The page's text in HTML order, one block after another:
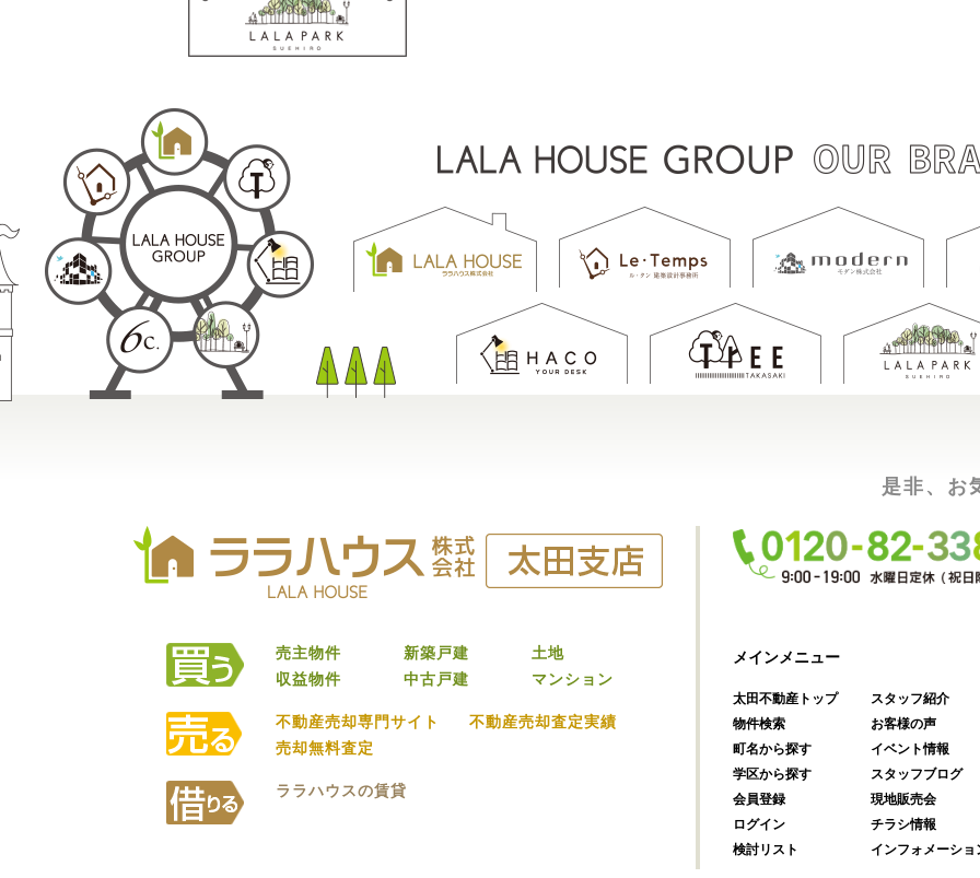
売主物件 新築戸建
土地
収益物件
中古戸建 マンション
不動産売却専門サイト
不動産売却査定実績
売却無料査定
ララハウスの賃貸
是非、お
メインメニュー
太田不動産トップ
物件検索
町名から探す
学区から探す
会員登録
ログイン
検討リスト
スタッフ紹介
お客様の声
イベント情報
スタッフブログ
現地販売会
チラシ情報
インフォメーショ